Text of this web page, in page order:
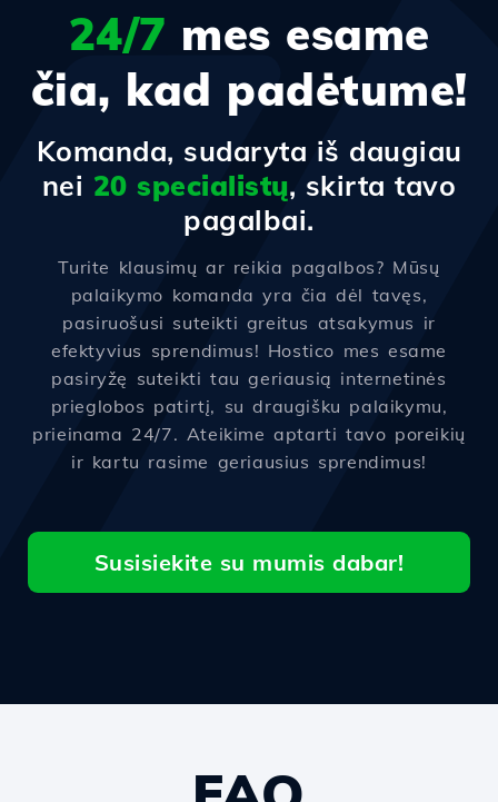
24/7 mes esame
čia, kad padėtume!
Komanda, sudaryta iš daugiau
nei 20 specialistų, skirta tavo
pagalbai.
Turite klausimų ar reikia pagalbos? Mūsų
palaikymo komanda yra čia dėl tavęs,
pasiruošusi suteikti greitus atsakymus ir
efektyvius sprendimus! Hostico mes esame
pasiryžę suteikti tau geriausią internetinės
prieglobos patirtį, su draugišku palaikymu,
prieinama 24/7. Ateikime aptarti tavo poreikių
ir kartu rasime geriausius sprendimus!
Susisiekite su mumis dabar!